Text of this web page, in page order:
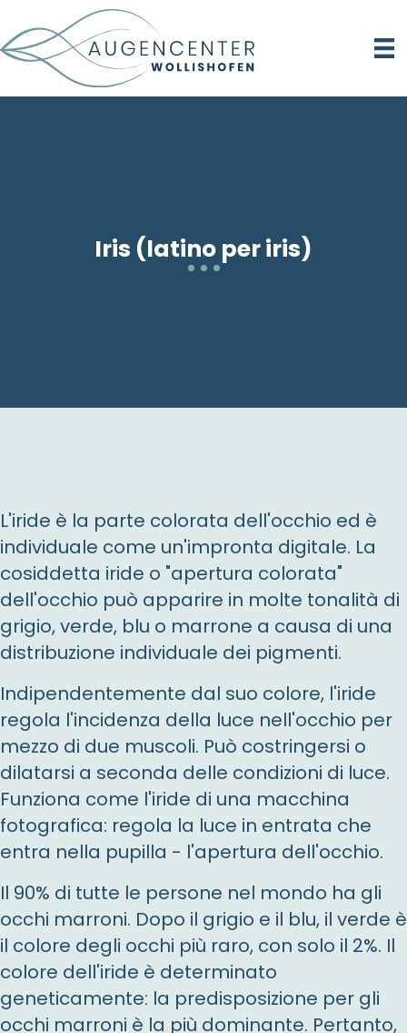
Iris (latino per iris)
L'iride è la parte colorata dell'occhio ed è
individuale come un'impronta digitale. La
cosiddetta iride o "apertura colorata"
dell'occhio può apparire in molte tonalità di
grigio, verde, blu o marrone a causa di una
distribuzione individuale dei pigmenti.
Indipendentemente dal suo colore, l'iride
regola l'incidenza della luce nell'occhio per
mezzo di due muscoli. Può costringersi o
dilatarsi a seconda delle condizioni di luce.
Funziona come l'iride di una macchina
fotografica: regola la luce in entrata che
entra nella pupilla - l'apertura dell'occhio.
Il 90% di tutte le persone nel mondo ha gli
occhi marroni. Dopo il grigio e il blu, il verde è
il colore degli occhi più raro, con solo il 2%. Il
colore dell'iride è determinato
geneticamente: la predisposizione per gli
occhi marroni è la più dominante. Pertanto,